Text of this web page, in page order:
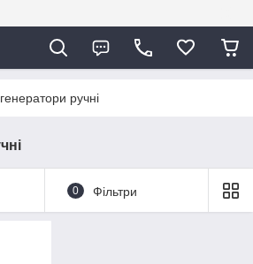
ручні
0 Фільтри